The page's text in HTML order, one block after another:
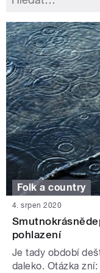
Folk a country
4. srpen 2020
pohlazení
Je tady období
daleko. Otázka